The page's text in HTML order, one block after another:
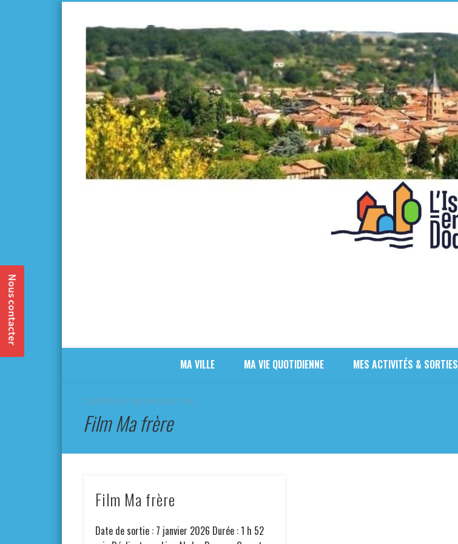
MA VILLE MA VIE QUOTIDIENNE MES ACTIVITÉS & SORTIES
CURRENTLY BROWSING TAG
Film Ma frère
Film Ma frère
Date de sortie : 7 janvier 2026 Durée : 1 h 52